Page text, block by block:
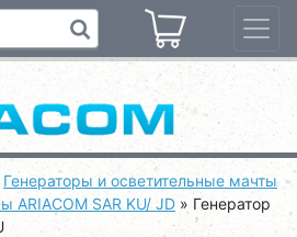
Генераторы и осветительные мачты
ARIACOM SAR KU/ JD » Генератор